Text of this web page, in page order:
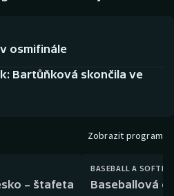
osmifinále
Bartůňková skončila ve
Zobrazit program
– štafeta
BASEBALL A
Baseballová